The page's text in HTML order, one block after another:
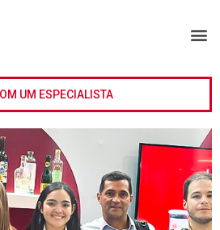
UM ESPECIALISTA